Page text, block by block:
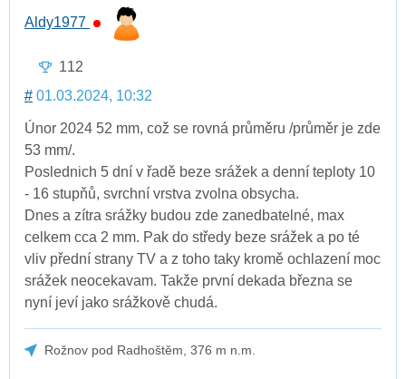
Aldy1977
112
# 01.03.2024, 10:32
Únor 2024 52 mm, což se rovná průměru /průměr je zde
53 mm/.
Poslednich 5 dní v řadě beze srážek a denní teploty 10
- 16 stupňů, svrchní vrstva zvolna obsycha.
Dnes a zítra srážky budou zde zanedbatelné, max
celkem cca 2 mm. Pak do středy beze srážek a po té
vliv přední strany TV a z toho taky kromě ochlazení moc
srážek neocekavam. Takže první dekada března se
nyní jeví jako srážkově chudá.
Rožnov pod Radhoštěm, 376 m n.m.